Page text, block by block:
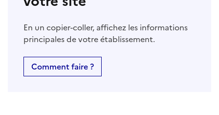
En un copier-coller, affichez les informations
principales de votre établissement.
Comment faire ?